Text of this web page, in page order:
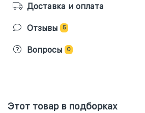
Доставка и оплата
Отзывы 5
Вопросы 0
Этот товар в подборках